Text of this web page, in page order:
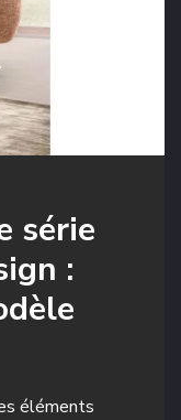
série
:
éléments